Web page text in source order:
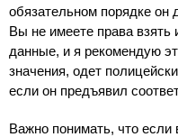
обязательном порядке он
Вы не имеете права
данные, и я рекомендую
значения, одет
если он предъявил
Важно понимать, что если